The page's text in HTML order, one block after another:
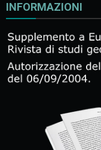
INFORMAZIONI